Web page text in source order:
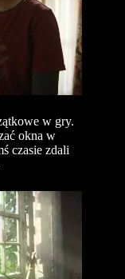
w gry.
okna w
czasie zdali